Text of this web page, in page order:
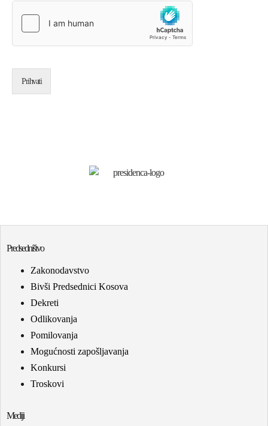
Prihvati
Predsedništvo
Zakonodavstvo
Bivši Predsednici Kosova
Dekreti
Odlikovanja
Pomilovanja
Mogućnosti zapošljavanja
Konkursi
Troskovi
Mediji